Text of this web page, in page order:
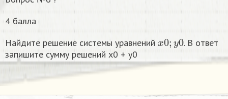
4 балла
Найдите решение системы уравнений
0 0
. В ответ
запишите сумму решений x0 + y0